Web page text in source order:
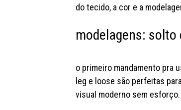
do tecido, a cor e a
modelagens: solto
o primeiro mandamento pra
leg e loose são perfeitas
visual moderno sem esforço.